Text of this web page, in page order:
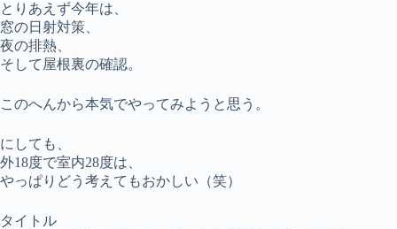
とりあえず今年は、
窓の日射対策、
夜の排熱、
そして屋根裏の確認。
このへんから本気でやってみようと思う。
にしても、
外18度で室内28度は、
やっぱりどう考えてもおかしい（笑）
タイトル